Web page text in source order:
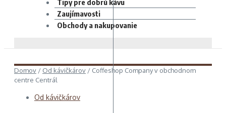
Tipy pre dobrú kávu
Zaujímavosti
Obchody a nakupovanie
Domov / Od kávičkárov / Coffeshop Company v obchodnom
centre Centrál
Od kávičkárov